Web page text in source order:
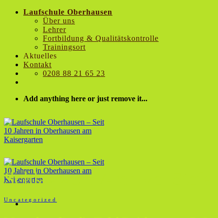
Zum
Laufschule Oberhausen
Über uns
Lehrer
Fortbildung & Qualitätskontrolle
Trainingsort
Aktuelles
Kontakt
0208 88 21 65 23
Add anything here or just remove it...
Schlagwort-Archive:
Uncategorized